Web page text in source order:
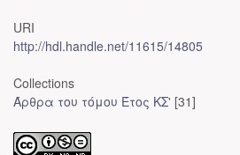
URI
http://hdl.handle.net/11615/14805
Collections
Άρθρα του τόμου Έτος ΚΣ' [31]